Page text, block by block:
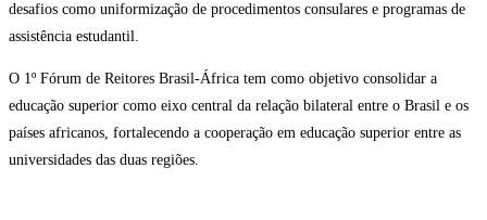
desafios como uniformização de procedimentos consulares e programas de
assistência estudantil.
O 1º Fórum de Reitores Brasil-África tem como objetivo consolidar a
educação superior como eixo central da relação bilateral entre o Brasil e os
países africanos, fortalecendo a cooperação em educação superior entre as
universidades das duas regiões.